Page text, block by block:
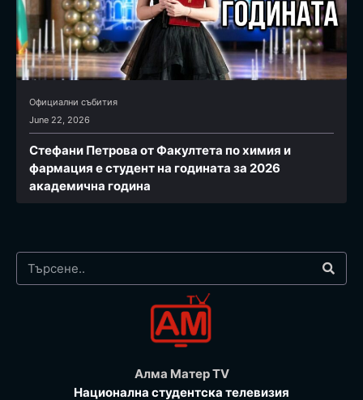
Официални събития
June 22, 2026
Стефани Петрова от Факултета по химия и
фармация e студент на годината за 2026
академична година
Алма Матер TV
Национална студентска телевизия